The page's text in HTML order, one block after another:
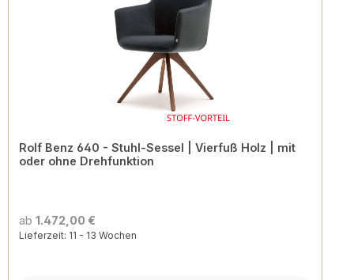
Rolf Benz 640 - Stuhl-Sessel | Vierfuß Holz | mit
oder ohne Drehfunktion
ab 1.472,00 €
Lieferzeit: 11 - 13 Wochen